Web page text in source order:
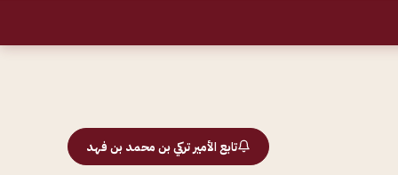
تابع الأمير تركي بن محمد بن فهد